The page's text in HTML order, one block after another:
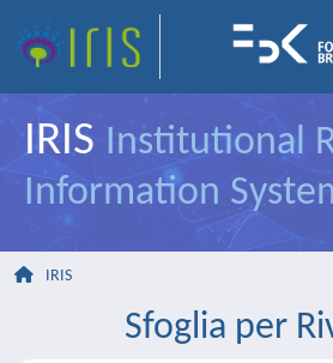
IRIS Institutional
Information
IRIS
Sfoglia per